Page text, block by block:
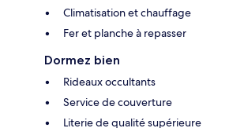
Climatisation et chauffage
Fer et planche à repasser
Dormez bien
Rideaux occultants
Service de couverture
Literie de qualité supérieure